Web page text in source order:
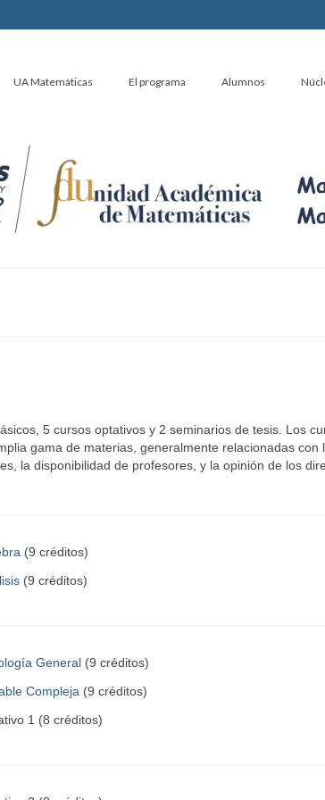
UA Matemáticas El programa Alumnos
5 cursos optativos y 2 seminarios de tesis. Los
gama de materias, generalmente relacionadas
la disponibilidad de profesores, y la opinión de los
(9 créditos)
(9 créditos)
General(9 créditos)
Compleja(9 créditos)
1 (8 créditos)